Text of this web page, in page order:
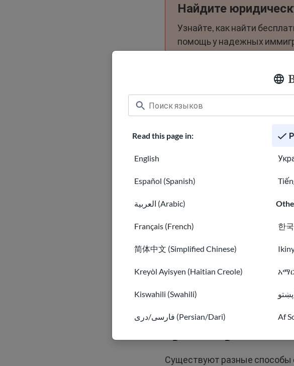
Read this page in:
English
Español (Spanish)
العربية (Arabic)
Français (French)
简体中文 (Simplified Chinese)
Kreyòl Ayisyen (Haitian Creole)
Kiswahili (Swahili)
فارسی/دری (Persian/Dari)
한
Af
Найдите
Узнайте, как найти
помощь у надежных
Кто может
Существуют разные